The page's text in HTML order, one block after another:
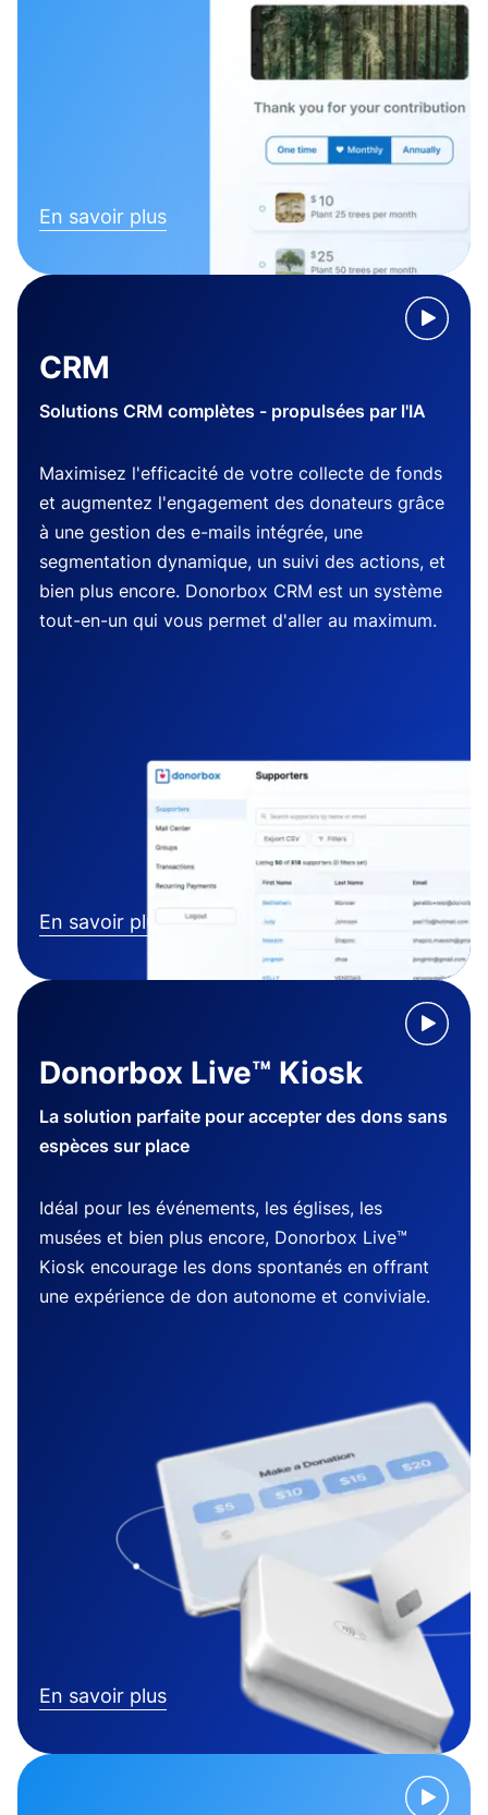
En savoir plus
CRM
Solutions CRM complètes - propulsées par l'IA
Maximisez l'efficacité de votre collecte de fonds
et augmentez l'engagement des donateurs grâce
à une gestion des e-mails intégrée, une
segmentation dynamique, un suivi des actions, et
bien plus encore. Donorbox CRM est un système
tout-en-un qui vous permet d'aller au maximum.
En savoir plus
Donorbox Live™ Kiosk
La solution parfaite pour accepter des dons sans
espèces sur place
Idéal pour les événements, les églises, les
musées et bien plus encore, Donorbox Live™
Kiosk encourage les dons spontanés en offrant
une expérience de don autonome et conviviale.
En savoir plus